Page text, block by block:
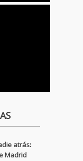
atrás:
Madrid